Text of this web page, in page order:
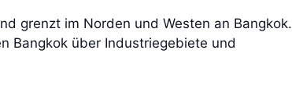
grenzt im Norden und Westen an Bangkok.
Bangkok über Industriegebiete und